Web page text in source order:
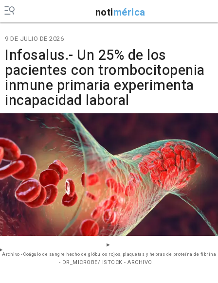
notimérica
9 DE JULIO DE 2026
Infosalus.- Un 25% de los
pacientes con trombocitopenia
inmune primaria experimenta
incapacidad laboral
Archivo - Coágulo de sangre hecho de glóbulos rojos, plaquetas y hebras de proteína de fibrina
- DR_MICROBE/ ISTOCK - ARCHIVO